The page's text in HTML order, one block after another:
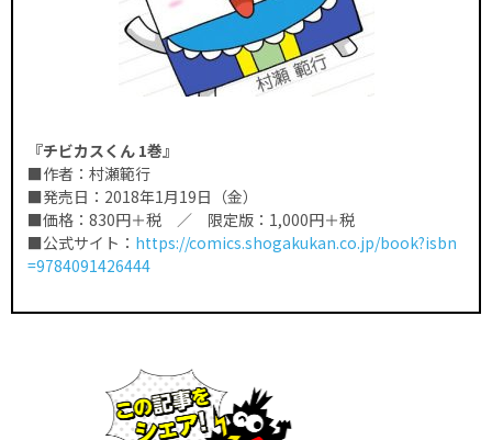
『チビカスくん 1巻』
■作者：村瀬範行
■発売日：2018年1月19日（金）
■価格：830円＋税 ／ 限定版：1,000円＋税
■公式サイト： https://comics.shogakukan.co.jp/book?isbn
=9784091426444